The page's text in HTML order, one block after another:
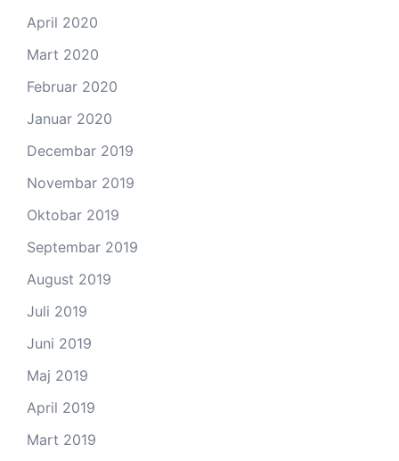
April 2020
Mart 2020
Februar 2020
Januar 2020
Decembar 2019
Novembar 2019
Oktobar 2019
Septembar 2019
August 2019
Juli 2019
Juni 2019
Maj 2019
April 2019
Mart 2019